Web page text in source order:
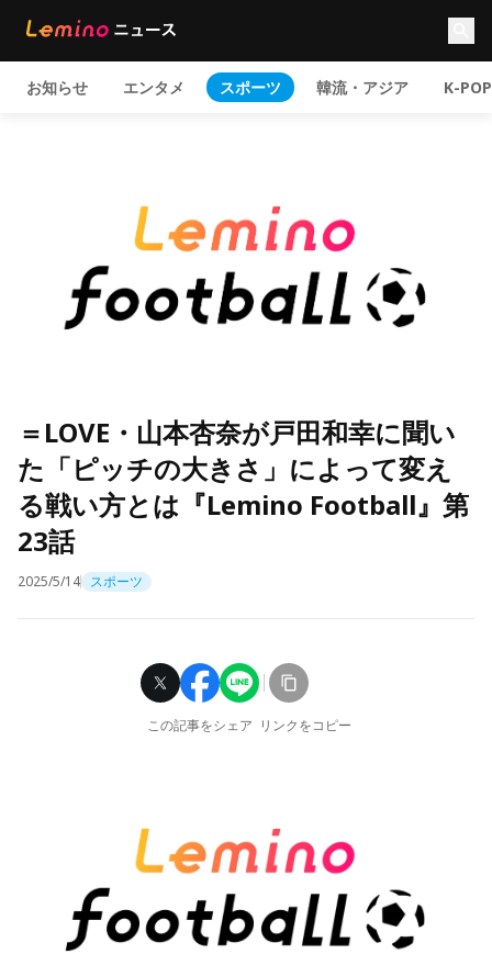
お知らせ エンタメ スポーツ 韓流・アジア K-POP
＝LOVE・山本杏奈が戸田和幸に聞い
た「ピッチの大きさ」によって変え
る戦い方とは『Lemino Football』第
23話
2025/5/14 スポーツ
この記事をシェア リンクをコピー